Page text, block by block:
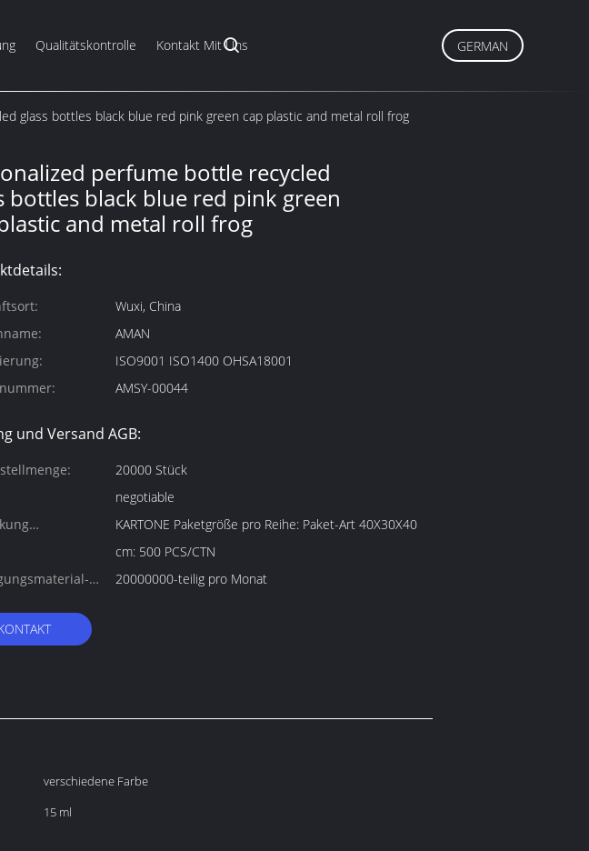
Qualitätskontrolle Kontakt Mit Uns GERMAN
glass bottles black blue red pink green cap plastic and metal roll frog
perfume bottle recycled
bottles black blue red pink green
and metal roll frog
Wuxi, China
AMAN
ISO9001 ISO1400 OHSA18001
AMSY-00044
und Versand AGB:
20000 Stück
negotiable
KARTONE Paketgröße pro Reihe: Paket-Art 40X30X40
cm: 500 PCS/CTN
20000000-teilig pro Monat
verschiedene Farbe
15 ml